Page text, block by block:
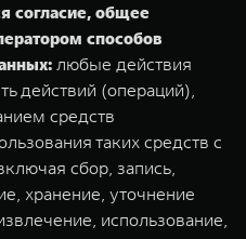
согласие, общее
способов
любые действия
действий (операций),
средств
таких средств с
сбор, запись,
хранение, уточнение
использование,